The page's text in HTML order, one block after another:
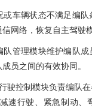
车辆状态不满足编队
网络，恢复自主驾驶模
管理模块维护编队成
员之间的有效协同。
驶控制模块负责编队
速行驶、紧急制动、